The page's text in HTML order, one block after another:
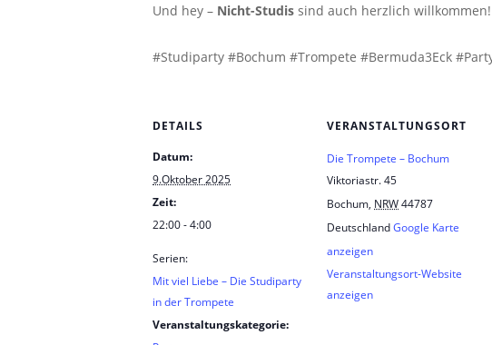
Und hey – Nicht-Studis sind auch herzlich
#Studiparty #Bochum #Trompete #Bermuda3Eck
DETAILS
Datum:
9.Oktober 2025
Zeit:
22:00 - 4:00
Serien:
Mit viel Liebe – Die Studiparty
in der Trompete
Veranstaltungskategorie:
VERANSTALTUNGSORT
Die Trompete – Bochum
Viktoriastr. 45
Bochum, NRW44787
DeutschlandGoogle Karte
anzeigen
Veranstaltungsort-Website
anzeigen